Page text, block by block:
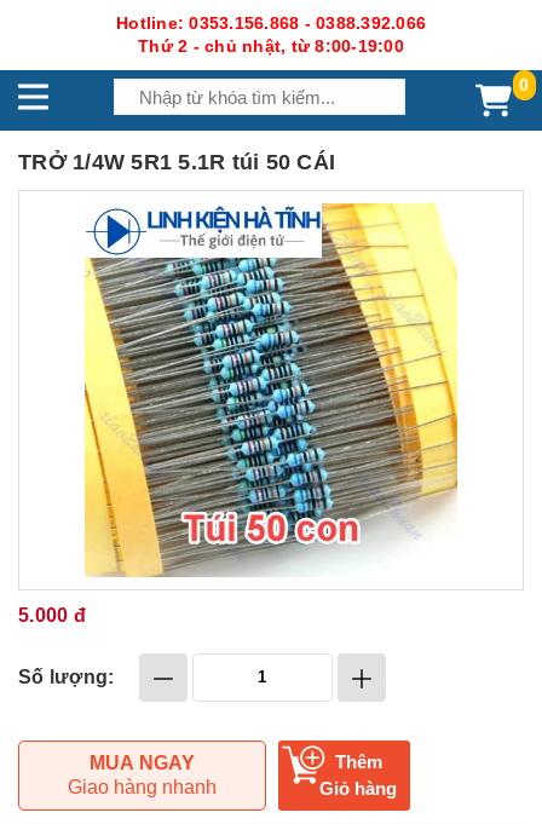
Hotline: 0353.156.868 - 0388.392.066
Thứ 2 - chủ nhật, từ 8:00-19:00
0
TRỞ 1/4W 5R1 5.1R túi 50 CÁI
5.000 đ
Số lượng:
MUA NGAY
Giao hàng nhanh
Thêm
Giỏ hàng